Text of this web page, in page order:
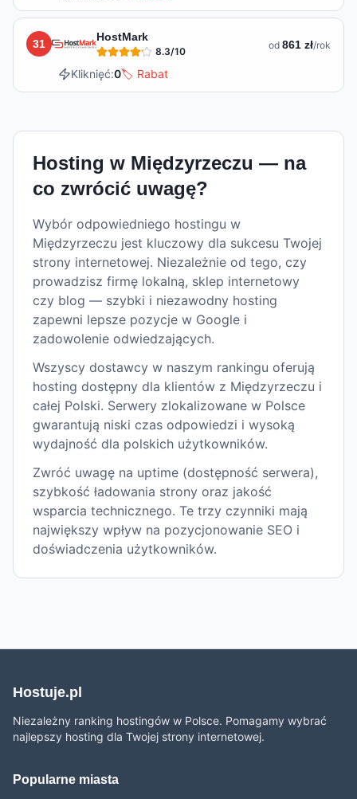
31
HostMark
8.3/10 od 861 zł/rok
Kliknięć:0🏷️ Rabat
Hosting w Międzyrzeczu — na
co zwrócić uwagę?
Wybór odpowiedniego hostingu w
Międzyrzeczu jest kluczowy dla sukcesu Twojej
strony internetowej. Niezależnie od tego, czy
prowadzisz firmę lokalną, sklep internetowy
czy blog — szybki i niezawodny hosting
zapewni lepsze pozycje w Google i
zadowolenie odwiedzających.
Wszyscy dostawcy w naszym rankingu oferują
hosting dostępny dla klientów z Międzyrzeczu i
całej Polski. Serwery zlokalizowane w Polsce
gwarantują niski czas odpowiedzi i wysoką
wydajność dla polskich użytkowników.
Zwróć uwagę na uptime (dostępność serwera),
szybkość ładowania strony oraz jakość
wsparcia technicznego. Te trzy czynniki mają
największy wpływ na pozycjonowanie SEO i
doświadczenia użytkowników.
Hostuje.pl
Niezależny ranking hostingów w Polsce. Pomagamy wybrać
najlepszy hosting dla Twojej strony internetowej.
Popularne miasta